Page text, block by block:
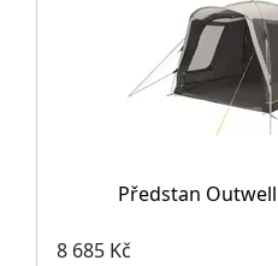
Předstan
8 685 Kč